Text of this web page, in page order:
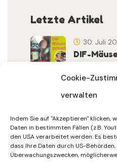
Cookie-
verwalten
Indem Sie auf "Akzeptieren" klicken,
Daten in bestimmten Fällen (z.B.
den USA verarbeitet werden. Es
dass Ihre Daten durch US-
Überwachungszwecken,
Letzte Artikel
DIF-
30. Juli
30. Juli
15. Juli